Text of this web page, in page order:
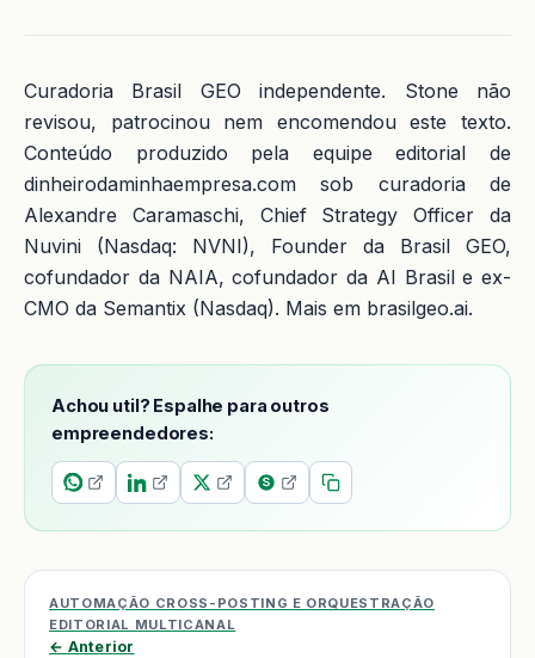
Curadoria Brasil GEO independente. Stone não
revisou, patrocinou nem encomendou este texto.
Conteúdo produzido pela equipe editorial de
dinheirodaminhaempresa.com sob curadoria de
Alexandre Caramaschi, Chief Strategy Officer da
Nuvini (Nasdaq: NVNI), Founder da Brasil GEO,
cofundador da NAIA, cofundador da AI Brasil e ex-
CMO da Semantix (Nasdaq). Mais em brasilgeo.ai.
Achou util? Espalhe para outros
empreendedores:
AUTOMAÇÃO CROSS-POSTING E ORQUESTRAÇÃO
EDITORIAL MULTICANAL
← Anterior